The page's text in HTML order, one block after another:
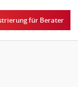
für Berater